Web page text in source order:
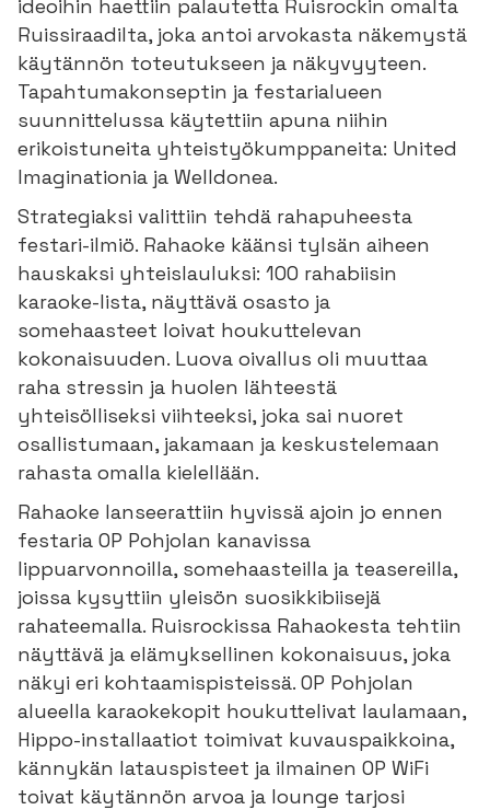
ideoihin haettiin palautetta Ruisrockin omalta
Ruissiraadilta, joka antoi arvokasta näkemystä
käytännön toteutukseen ja näkyvyyteen.
Tapahtumakonseptin ja festarialueen
suunnittelussa käytettiin apuna niihin
erikoistuneita yhteistyökumppaneita: United
Imaginationia ja Welldonea.
Strategiaksi valittiin tehdä rahapuheesta
festari-ilmiö. Rahaoke käänsi tylsän aiheen
hauskaksi yhteislauluksi: 100 rahabiisin
karaoke-lista, näyttävä osasto ja
somehaasteet loivat houkuttelevan
kokonaisuuden. Luova oivallus oli muuttaa
raha stressin ja huolen lähteestä
yhteisölliseksi viihteeksi, joka sai nuoret
osallistumaan, jakamaan ja keskustelemaan
rahasta omalla kielellään.
Rahaoke lanseerattiin hyvissä ajoin jo ennen
festaria OP Pohjolan kanavissa
lippuarvonnoilla, somehaasteilla ja teasereilla,
joissa kysyttiin yleisön suosikkibiisejä
rahateemalla. Ruisrockissa Rahaokesta tehtiin
näyttävä ja elämyksellinen kokonaisuus, joka
näkyi eri kohtaamispisteissä. OP Pohjolan
alueella karaokekopit houkuttelivat laulamaan,
Hippo-installaatiot toimivat kuvauspaikkoina,
kännykän latauspisteet ja ilmainen OP WiFi
toivat käytännön arvoa ja lounge tarjosi